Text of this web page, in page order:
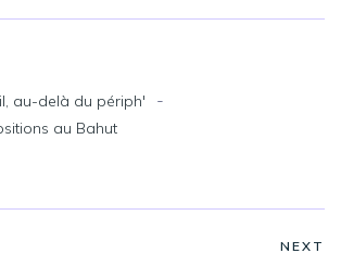
au-delà du périph' -
au Bahut
NEXT